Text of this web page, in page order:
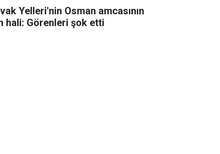
Yelleri'nin Osman amcasının
hali: Görenleri şok etti